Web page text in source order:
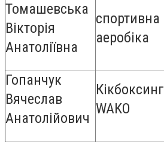
Томашевська
Вікторія
Анатоліївна
спортивна
аеробіка
Гопанчук
Вячеслав
Анатолійович
Кікбоксинг
WAKO